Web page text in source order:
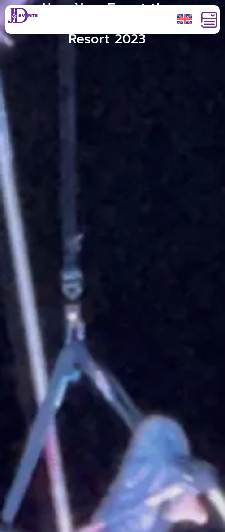
New Year Eve at the
Intercontinental Phuket
Resort 2023